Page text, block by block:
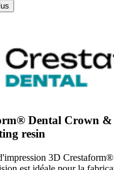
Dental Crown
resin
3D